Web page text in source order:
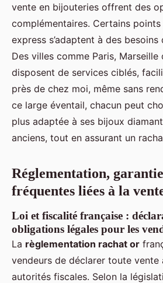
vente en bijouteries offrent des
complémentaires. Certains
express s’adaptent à des
Des villes comme Paris, Marseille
disposent de services ciblés,
près de chez moi, même sans
ce large éventail, chacun peut
plus adaptée à ses bijoux
anciens, tout en assurant un
Réglementation,
fréquentes liées à la
Loi et fiscalité française :
obligations légales pour les
La règlementation rachat or
vendeurs de déclarer toute vente
autorités fiscales. Selon la